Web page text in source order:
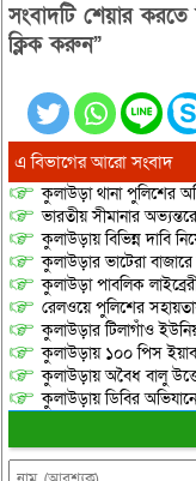
সংবাদটি শেয়ার করতে
ক্লিক করুন”
এ বিভাগের আরো সংবাদ
কুলাউড়া থানা পুলিশের
ভারতীয় সীমানার
কুলাউড়ায় বিভিন্ন দাবি
কুলাউড়ার ভাটেরা
কুলাউড়া পাবলিক
রেলওয়ে পুলিশের
কুলাউড়ার টিলাগাঁও
কুলাউড়ায় ১০০ পিস
কুলাউড়ায় অবৈধ বালু
কুলাউড়ায় ডিবির